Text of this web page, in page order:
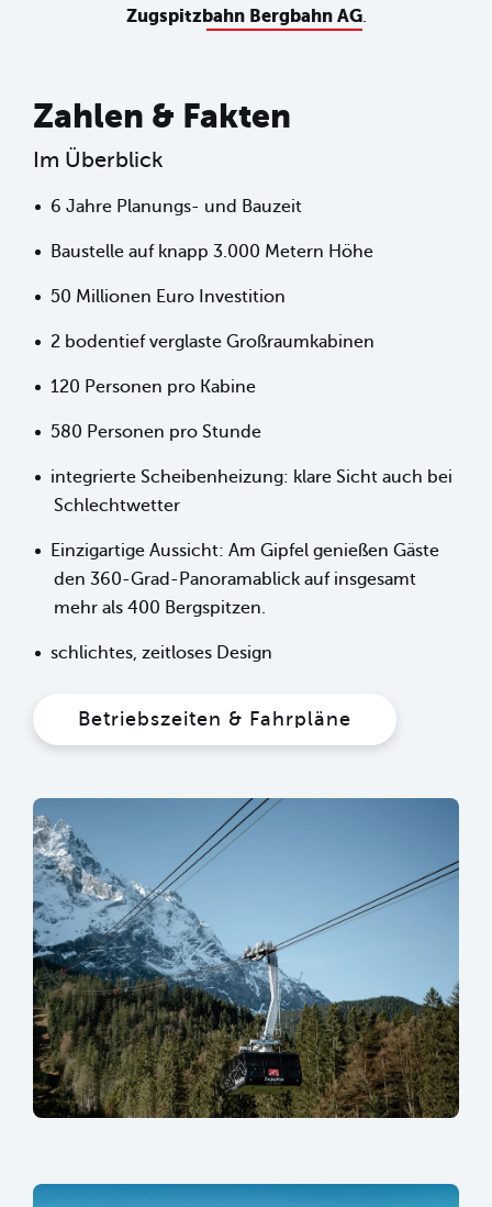
Zugspitzbahn Bergbahn AG.
Zahlen & Fakten
Im Überblick
6 Jahre Planungs- und Bauzeit
Baustelle auf knapp 3.000 Metern Höhe
50 Millionen Euro Investition
2 bodentief verglaste Großraumkabinen
120 Personen pro Kabine
580 Personen pro Stunde
integrierte Scheibenheizung: klare Sicht auch bei
Schlechtwetter
Einzigartige Aussicht: Am Gipfel genießen Gäste
den 360-Grad-Panoramablick auf insgesamt
mehr als 400 Bergspitzen.
schlichtes, zeitloses Design
Betriebszeiten & Fahrpläne
sr.lightbox.Bild vergrößern
sr.lightbox.Bild vergrößern